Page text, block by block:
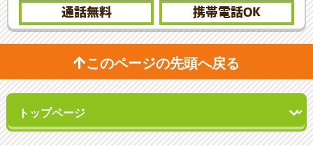
通話無料 携帯電話OK
このページの先頭へ戻る